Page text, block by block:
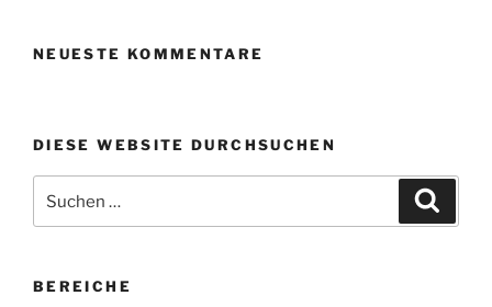
NEUESTE KOMMENTARE
DIESE WEBSITE DURCHSUCHEN
nach:
BEREICHE